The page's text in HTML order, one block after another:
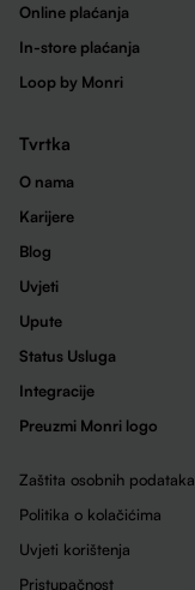
Online plaćanja
In-store plaćanja
Loop by Monri
Tvrtka
O nama
Karijere
Blog
Uvjeti
Upute
Status Usluga
Integracije
Preuzmi Monri logo
Zaštita osobnih podataka
Politika o kolačićima
Uvjeti korištenja
Pristupačnost